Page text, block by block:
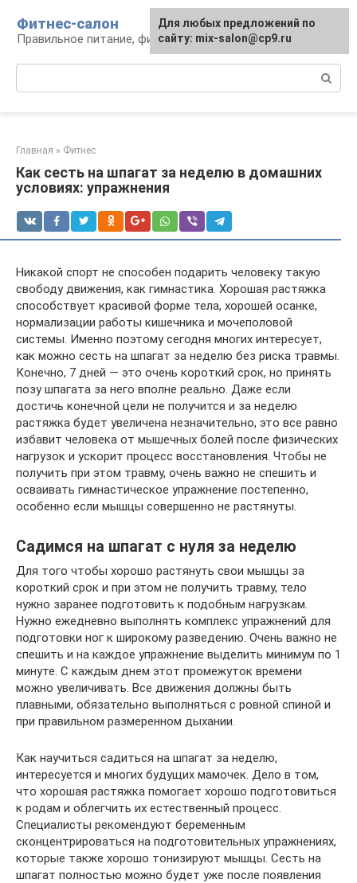
контенту
Фитнес-салон
Правильное питание, фитнес, образ жизни
Главная » Фитнес
Как сесть на шпагат за неделю в домашних
условиях: упражнения
Никакой спорт не способен подарить человеку такую
свободу движения, как гимнастика. Хорошая растяжка
способствует красивой форме тела, хорошей осанке,
нормализации работы кишечника и мочеполовой
системы. Именно поэтому сегодня многих интересует,
как можно сесть на шпагат за неделю без риска травмы.
Конечно, 7 дней — это очень короткий срок, но принять
позу шпагата за него вполне реально. Даже если
достичь конечной цели не получится и за неделю
растяжка будет увеличена незначительно, это все равно
избавит человека от мышечных болей после физических
нагрузок и ускорит процесс восстановления. Чтобы не
получить при этом травму, очень важно не спешить и
осваивать гимнастическое упражнение постепенно,
особенно если мышцы совершенно не растянуты.
Садимся на шпагат с нуля за неделю
Для того чтобы хорошо растянуть свои мышцы за
короткий срок и при этом не получить травму, тело
нужно заранее подготовить к подобным нагрузкам.
Нужно ежедневно выполнять комплекс упражнений для
подготовки ног к широкому разведению. Очень важно не
спешить и на каждое упражнение выделить минимум по 1
минуте. С каждым днем этот промежуток времени
можно увеличивать. Все движения должны быть
плавными, обязательно выполняться с ровной спиной и
при правильном размеренном дыхании.
Как научиться садиться на шпагат за неделю,
интересуется и многих будущих мамочек. Дело в том,
что хорошая растяжка помогает хорошо подготовиться
к родам и облегчить их естественный процесс.
Специалисты рекомендуют беременным
сконцентрироваться на подготовительных упражнениях,
которые также хорошо тонизируют мышцы. Сесть на
шпагат полностью можно будет уже после появления
Для любых предложений по
сайту: mix-salon@cp9.ru